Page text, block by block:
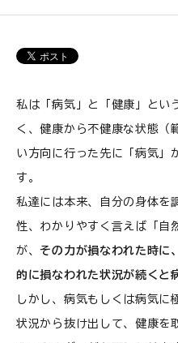
ご利用ガイド
プライバシーポリシー
特定商取引法について
0120-40-1387
私は「病気」と「健康」とい
く、健康から不健康な状態（
い方向に行った先に「病気」
す。
私達には本来、自分の身体を
性、わかりやすく言えば「自
が、その力が損なわれた時に
的に損なわれた状況が続くと
しかし、病気もしくは病気に
状況から抜け出して、健康を